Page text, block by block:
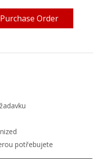
Purchase Order
potřebujete